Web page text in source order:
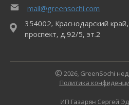
mail@greensochi.com
354002, Краснодарский
проспект, д.92/5, эт.2
2026, GreenSochi
Политика
ИП Газарян Сергей